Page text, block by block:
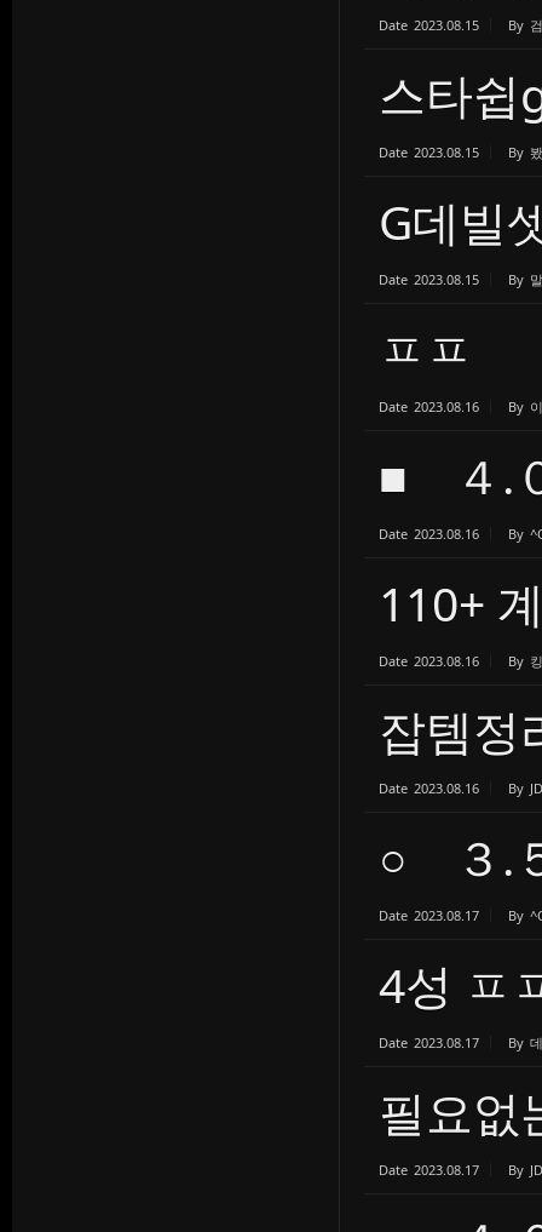
Date 2023.08.15 By
스타쉽
Date 2023.08.15 By
G데빌
Date 2023.08.15 By
ㅍㅍ
Date 2023.08.16 By
■ ４.
Date 2023.08.16 By
110+
Date 2023.08.16 By
잡템정
Date 2023.08.16 By JD
○ ３.
Date 2023.08.17 By
4성 ㅍ
Date 2023.08.17 By
필요없
Date 2023.08.17 By JD